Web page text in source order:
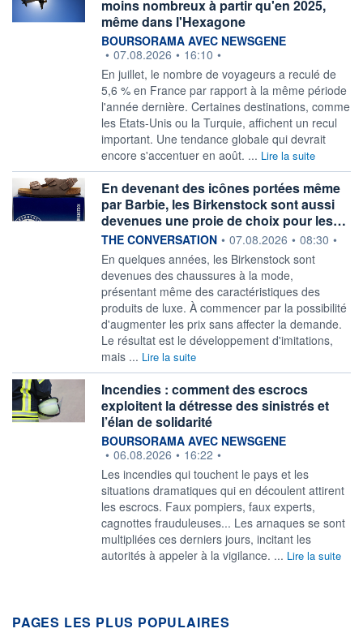
moins nombreux à partir qu'en 2025,
même dans l'Hexagone
information fournie par
BOURSORAMA AVEC NEWSGENE
• 07.08.2026 • 16:10 •
En juillet, le nombre de voyageurs a reculé de
5,6 % en France par rapport à la même période
l'année dernière. Certaines destinations, comme
les Etats-Unis ou la Turquie, affichent un recul
important. Une tendance globale qui devrait
encore s'accentuer en août. ... Lire la suite
En devenant des icônes portées même
par Barbie, les Birkenstock sont aussi
devenues une proie de choix pour les…
information fournie par
THE CONVERSATION • 07.08.2026 • 08:30 •
En quelques années, les Birkenstock sont
devenues des chaussures à la mode,
présentant même des caractéristiques des
produits de luxe. À commencer par la possibilité
d'augmenter les prix sans affecter la demande.
Le résultat est le développement d'imitations,
mais ... Lire la suite
Incendies : comment des escrocs
exploitent la détresse des sinistrés et
l’élan de solidarité
information fournie par
BOURSORAMA AVEC NEWSGENE
• 06.08.2026 • 16:22 •
Les incendies qui touchent le pays et les
situations dramatiques qui en découlent attirent
les escrocs. Faux pompiers, faux experts,
cagnottes frauduleuses... Les arnaques se sont
multipliées ces derniers jours, incitant les
autorités à appeler à la vigilance. ... Lire la suite
PAGES LES PLUS POPULAIRES